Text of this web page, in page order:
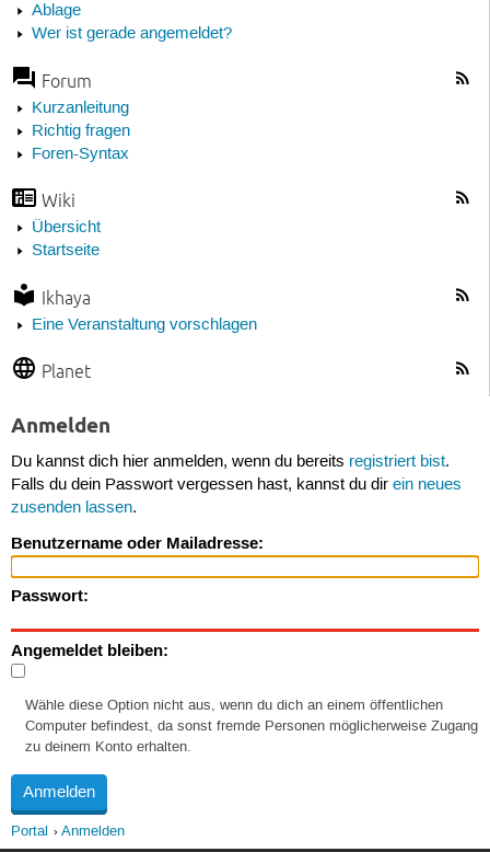
Ablage
Wer ist gerade angemeldet?
Forum
Kurzanleitung
Richtig fragen
Foren-Syntax
Wiki
Übersicht
Startseite
Ikhaya
Eine Veranstaltung vorschlagen
Planet
Anmelden
Du kannst dich hier anmelden, wenn du bereits registriert bist.
Falls du dein Passwort vergessen hast, kannst du dir ein neues
zusenden lassen.
Benutzername oder Mailadresse:
Passwort:
Angemeldet bleiben:
Wähle diese Option nicht aus, wenn du dich an einem öffentlichen
Computer befindest, da sonst fremde Personen möglicherweise Zugang
zu deinem Konto erhalten.
Portal Anmelden